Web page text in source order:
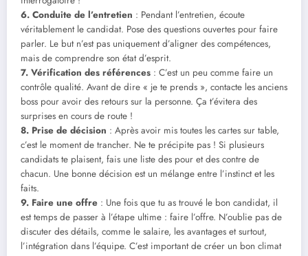
6. Conduite de l’entretien : Pendant l’entretien, écoute
véritablement le candidat. Pose des questions ouvertes pour faire
parler. Le but n’est pas uniquement d’aligner des compétences,
mais de comprendre son état d’esprit.
7. Vérification des références : C’est un peu comme faire un
contrôle qualité. Avant de dire « je te prends », contacte les anciens
boss pour avoir des retours sur la personne. Ça t’évitera des
surprises en cours de route !
8. Prise de décision : Après avoir mis toutes les cartes sur table,
c’est le moment de trancher. Ne te précipite pas ! Si plusieurs
candidats te plaisent, fais une liste des pour et des contre de
chacun. Une bonne décision est un mélange entre l’instinct et les
faits.
9. Faire une offre : Une fois que tu as trouvé le bon candidat, il
est temps de passer à l’étape ultime : faire l’offre. N’oublie pas de
discuter des détails, comme le salaire, les avantages et surtout,
l’intégration dans l’équipe. C’est important de créer un bon climat